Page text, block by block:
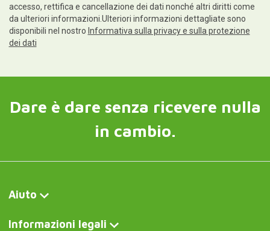
accesso, rettifica e cancellazione dei dati nonché altri diritti come
da ulteriori informazioni.Ulteriori informazioni dettagliate sono
disponibili nel nostro Informativa sulla privacy e sulla protezione
dei dati
Dare è dare senza ricevere nulla
in cambio.
Aiuto
Informazioni legali